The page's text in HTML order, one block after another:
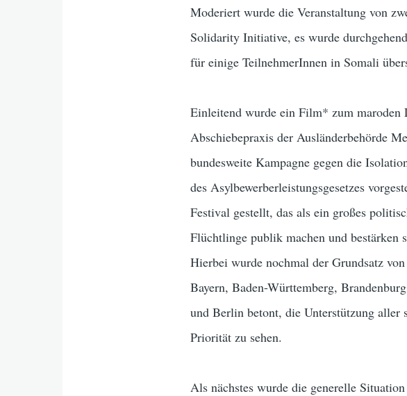
Moderiert wurde die Veranstaltung von
Solidarity Initiative, es wurde
für einige TeilnehmerInnen in Somali
Einleitend wurde ein Film* zum
Abschiebepraxis der Ausländerbehörde
bundesweite Kampagne gegen die
des Asylbewerberleistungsgesetzes
Festival gestellt, das als ein großes
Flüchtlinge publik machen und bestärken
Hierbei wurde nochmal der Grundsatz
Bayern, Baden-Württemberg,
und Berlin betont, die Unterstützung aller
Priorität zu sehen.
Als nächstes wurde die generelle